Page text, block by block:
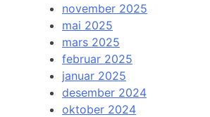
november 2025
mai 2025
mars 2025
februar 2025
januar 2025
desember 2024
oktober 2024